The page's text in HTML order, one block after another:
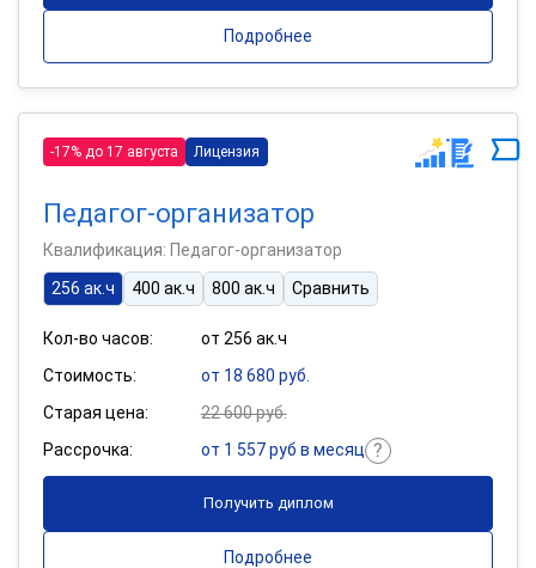
Подробнее
-17% до 17 августа Лицензия
Педагог-организатор
Квалификация: Педагог-организатор
256 ак.ч
400 ак.ч 800 ак.ч Сравнить
Кол-во часов:
от 256 ак.ч
Стоимость:
от 18 680 руб.
Старая цена:
22 600 руб.
Рассрочка:
от 1 557 руб в месяц
Получить диплом
Подробнее